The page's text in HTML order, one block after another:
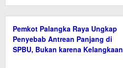
Pemkot Palangka Raya Ungkap
Penyebab Antrean Panjang di
SPBU, Bukan karena Kelangkaan